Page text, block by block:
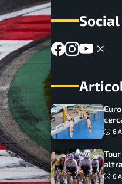
Social
6
6